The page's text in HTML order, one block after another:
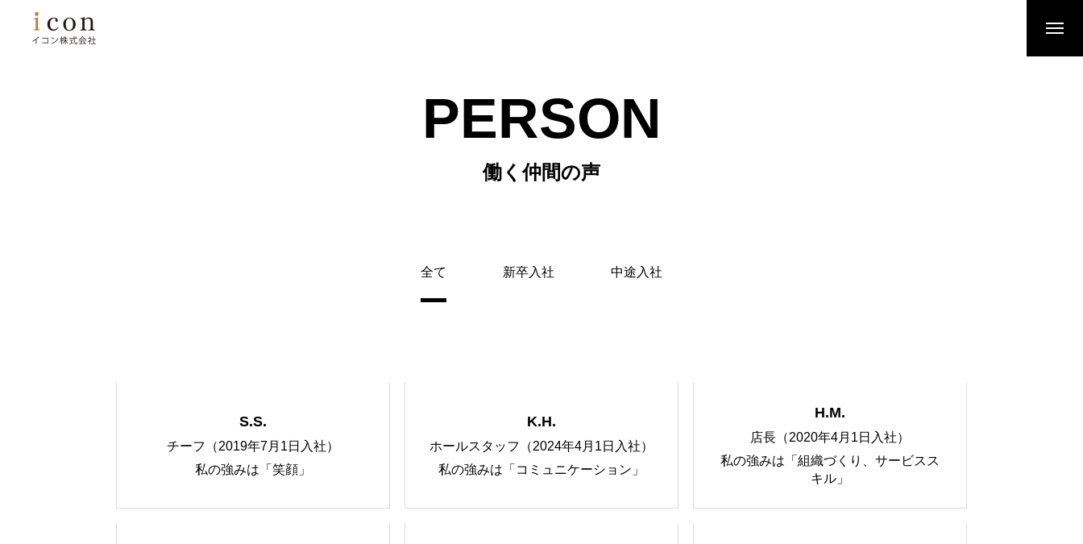
私たちの想い
PERSON
働く仲間の声
全て 新卒入社 中途入社
S.S.
チーフ（2019年7月1日入社）
私の強みは「笑顔」
K.H.
ホールスタッフ（2024年4月1日入社）
私の強みは「コミュニケーション」
H.M.
店長（2020年4月1日入社）
私の強みは「組織づくり、サービスス
キル」